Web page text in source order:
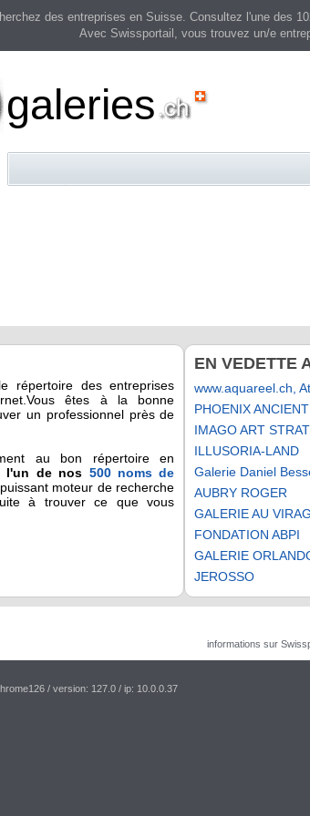
des entreprises en Suisse. Consultez l'une des
Avec Swissportail, vous trouvez un/e
galeries
répertoire des entreprises
êtes à la bonne
un professionnel près de
au bon répertoire en
l'un de nos 500 noms de
moteur de recherche
à trouver ce que vous
EN VEDETTE
www.aquareel.ch,
PHOENIX
IMAGO ART
ILLUSORIA-LAND
Galerie Daniel
AUBRY ROGER
GALERIE AU
FONDATION ABPI
GALERIE
JEROSSO
informations sur
/ version: 127.0 / ip: 10.0.0.37